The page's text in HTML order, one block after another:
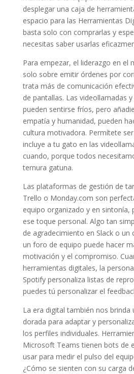
desplegar una caja de
espacio para las Herramientas
basta solo con comprarlas y
necesitas saber usarlas
Para empezar, el liderazgo en el
solo sobre emitir órdenes por
trata más de comunicación
de pantallas. Las videollamadas
pueden sentirse fríos, pero
empatía y humanidad, pueden
cultura motivadora. Permítete
incluye a tu gato en las
cuando, porque todos
ternura gatuna.
Las plataformas de gestión de
Trello o Monday.com son
equipo organizado y en sintonía,
ese toque personal. Algo tan
de agradecimiento en Slack o un
un foro de equipo puede hacer
motivación y el compromiso.
herramientas digitales, la
Spotify personaliza listas de
puedes tú personalizar el
La era digital también nos brinda
dorada para adaptar y
los perfiles individuales.
Microsoft Teams tienen bots de
usar para medir el pulso del
¿Cómo se sienten con su carga